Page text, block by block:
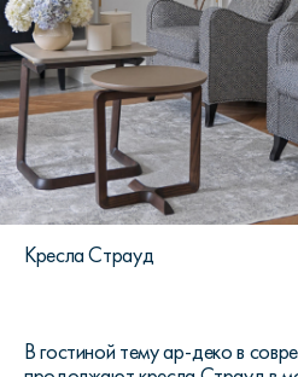
Кресла Страуд
В гостиной тему ар-деко в